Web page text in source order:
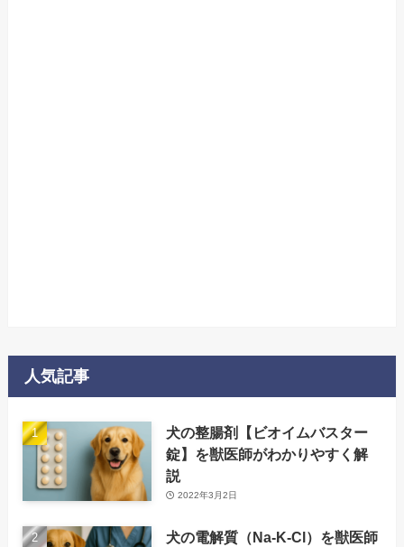
人気記事
犬の整腸剤【ビオイムバスター
錠】を獣医師がわかりやすく解
説
2022年3月2日
犬の電解質（Na-K-Cl）を獣医師